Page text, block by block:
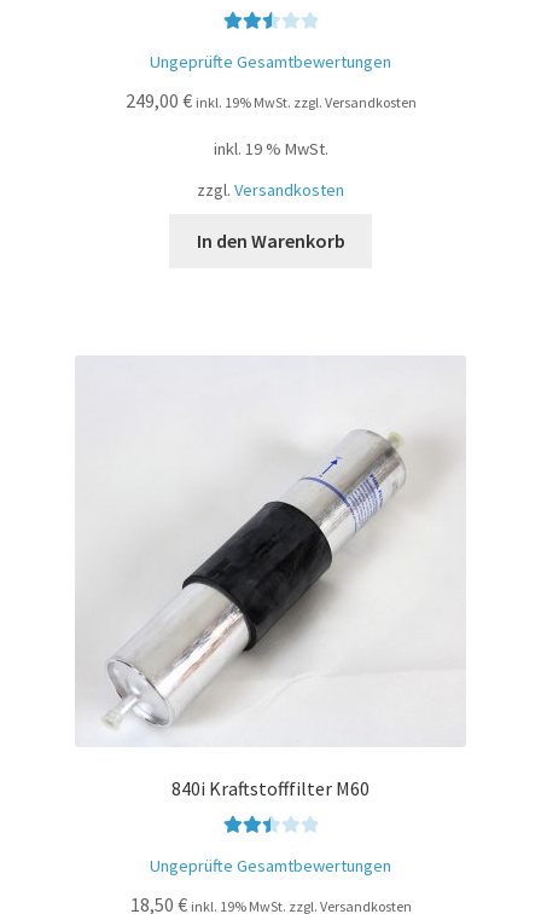
tet mit
2.54
Ungeprüfte Gesamtbewertungen
249,00 € inkl. 19% MwSt. zzgl. Versandkosten
inkl. 19 % MwSt.
zzgl. Versandkosten
In den Warenkorb
840i Kraftstofffilter M60
tet mit
2.49
Ungeprüfte Gesamtbewertungen
18,50 € inkl. 19% MwSt. zzgl. Versandkosten